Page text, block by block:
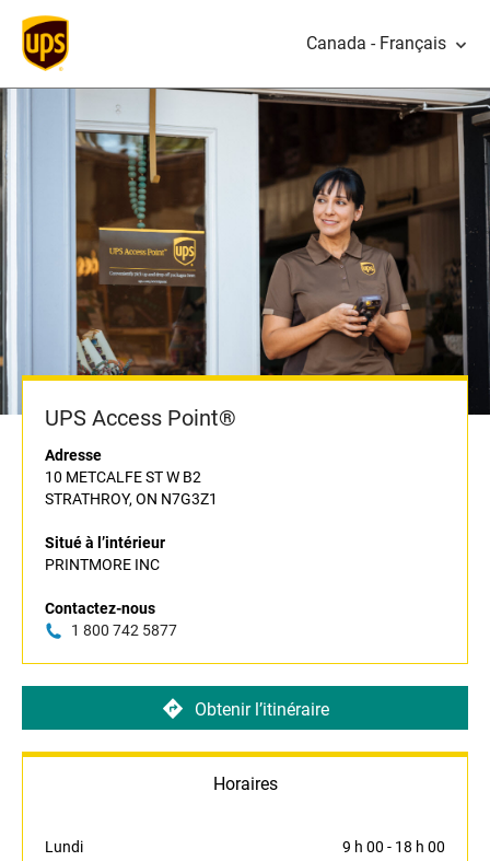
Canada - Français
UPS Access Point®
Adresse
10 METCALFE ST W B2
STRATHROY, ON N7G3Z1
Situé à l’intérieur
PRINTMORE INC
Contactez-nous
1 800 742 5877
Obtenir l’itinéraire
Horaires
Lundi 9 h 00 - 18 h 00